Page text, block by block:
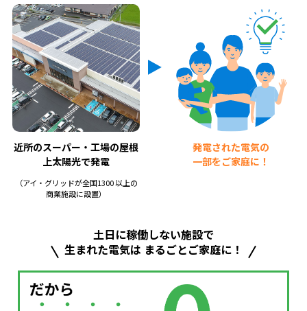
近所のスーパー・工場の屋根
上太陽光で発電
（アイ・グリッドが全国1300 以上の
商業施設に設置）
発電された電気の
一部をご家庭に！
土日に稼働しない施設で
生まれた電気は まるごとご家庭に！